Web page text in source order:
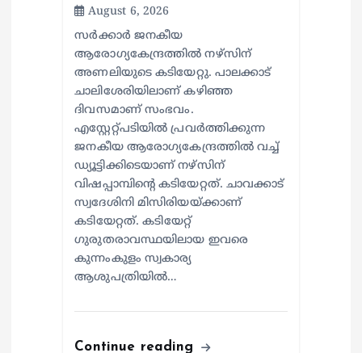
August 6, 2026
സര്‍ക്കാര്‍ ജനകീയ
ആരോഗ്യകേന്ദ്രത്തില്‍ നഴ്സിന്
അണലിയുടെ കടിയേറ്റു. പാലക്കാട്
ചാലിശേരിയിലാണ് കഴിഞ്ഞ
ദിവസമാണ് സംഭവം.
എസ്റ്റേറ്റ്പടിയില്‍ പ്രവര്‍ത്തിക്കുന്ന
ജനകീയ ആരോഗ്യകേന്ദ്രത്തില്‍ വച്ച്
ഡ്യൂട്ടിക്കിടെയാണ് നഴ്സിന്
വിഷപ്പാമ്പിന്റെ കടിയേറ്റത്. ചാവക്കാട്
സ്വദേശിനി മിസിരിയയ്ക്കാണ്
കടിയേറ്റത്. കടിയേറ്റ്
ഗുരുതരാവസ്ഥയിലായ ഇവരെ
കുന്നംകുളം സ്വകാര്യ
ആശുപത്രിയില്‍…
Continue reading